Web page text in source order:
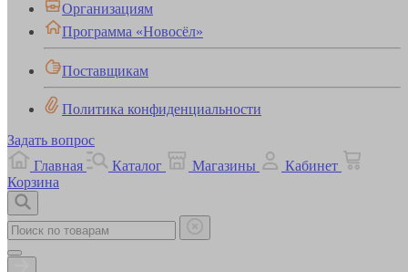
Организациям
Программа «Новосёл»
Поставщикам
Политика конфиденциальности
Задать вопрос
Главная
Каталог Магазины
Кабинет
Корзина